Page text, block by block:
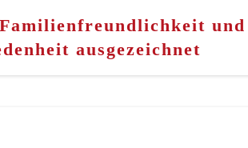
und
ausgezeichnet